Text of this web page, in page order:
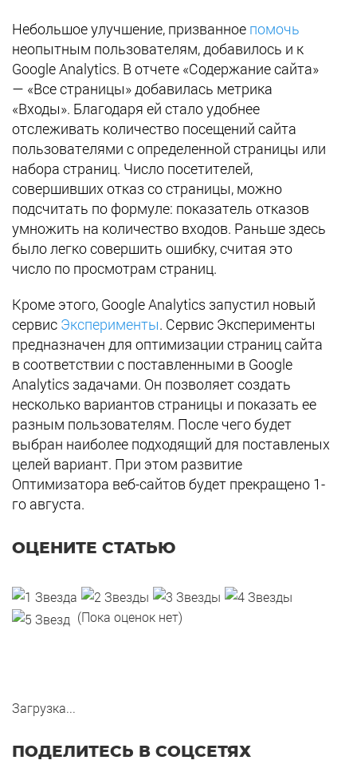
Небольшое улучшение, призванное помочь
неопытным пользователям, добавилось и к
Google Analytics. В отчете «Содержание сайта»
— «Все страницы» добавилась метрика
«Входы». Благодаря ей стало удобнее
отслеживать количество посещений сайта
пользователями с определенной страницы или
набора страниц. Число посетителей,
совершивших отказ со страницы, можно
подсчитать по формуле: показатель отказов
умножить на количество входов. Раньше здесь
было легко совершить ошибку, считая это
число по просмотрам страниц.
Кроме этого, Google Analytics запустил новый
сервис Эксперименты. Сервис Эксперименты
предназначен для оптимизации страниц сайта
в соответствии с поставленными в Google
Analytics задачами. Он позволяет создать
несколько вариантов страницы и показать ее
разным пользователям. После чего будет
выбран наиболее подходящий для поставленых
целей вариант. При этом развитие
Оптимизатора веб-сайтов будет прекращено 1-
го августа.
ОЦЕНИТЕ СТАТЬЮ
(Пока оценок нет)
Загрузка...
ПОДЕЛИТЕСЬ В СОЦСЕТЯХ